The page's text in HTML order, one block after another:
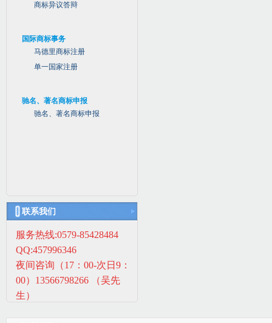
商标异议答辩
国际商标事务
马德里商标注册
单一国家注册
驰名、著名商标申报
驰名、著名商标申报
联系我们
服务热线:0579-85428484
QQ:457996346
夜间咨询（17：00-次日9：
00）13566798266 （吴先
生）